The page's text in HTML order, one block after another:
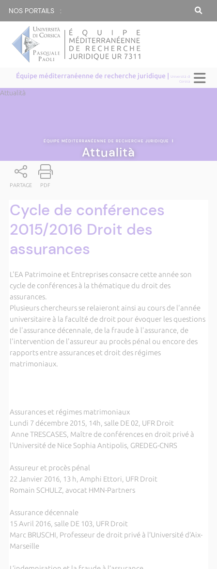
NOS PORTAILS :
Équipe méditerranéenne de recherche juridique |Università di
Corsica
Attualità
ÉQUIPE MÉDITERRANÉENNE DE RECHERCHE JURIDIQUE |
Attualità
PARTAGE PDF
Cycle de conférences
2015/2016 Droit des
assurances
L'EA Patrimoine et Entreprises consacre cette année son
cycle de conférences à la thématique du droit des
assurances.
Plusieurs chercheurs se relaieront ainsi au cours de l'année
universitaire à la faculté de droit pour évoquer les questions
de l'assurance décennale, de la fraude à l'assurance, de
l'intervention de l'assureur au procès pénal ou encore des
rapports entre assurances et droit des régimes
matrimoniaux.
Assurances et régimes matrimoniaux
Lundi 7 décembre 2015, 14h, salle DE 02, UFR Droit
Anne TRESCASES, Maître de conférences en droit privé à
l’Université de Nice Sophia Antipolis, GREDEG-CNRS
Assureur et procès pénal
22 Janvier 2016, 13 h, Amphi Ettori, UFR Droit
Romain SCHULZ, avocat HMN-Partners
Assurance décennale
15 Avril 2016, salle DE 103, UFR Droit
Marc BRUSCHI, Professeur de droit privé à l’Université d’Aix-
Marseille